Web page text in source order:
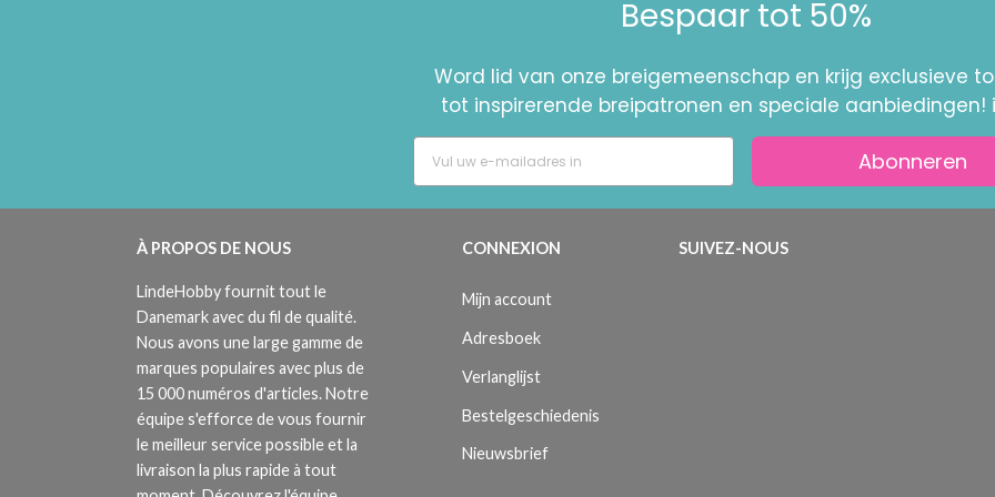
Bespaar tot 50%
Word lid van onze breigemeenschap en krijg exclusieve
tot inspirerende breipatronen en speciale aanbiedingen!
Abonneren
À PROPOS DE NOUS
LindeHobby fournit tout le
Danemark avec du fil de qualité.
Nous avons une large gamme de
marques populaires avec plus de
15 000 numéros d'articles. Notre
équipe s'efforce de vous fournir
le meilleur service possible et la
livraison la plus rapide à tout
CONNEXION
Mijn account
Adresboek
Verlanglijst
Bestelgeschiedenis
Nieuwsbrief
SUIVEZ-NOUS